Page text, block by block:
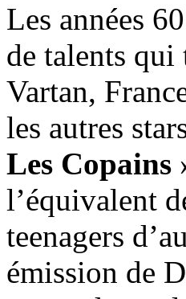
Les années
de talents
Vartan,
les autres
Les Copains
l’équivalent
teenagers
émission de